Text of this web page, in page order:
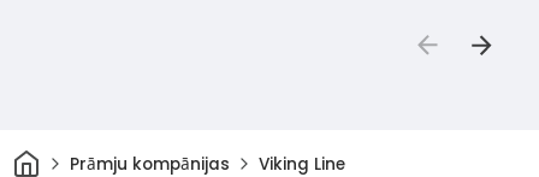
Sākums
Prāmju kompānijas Viking Line